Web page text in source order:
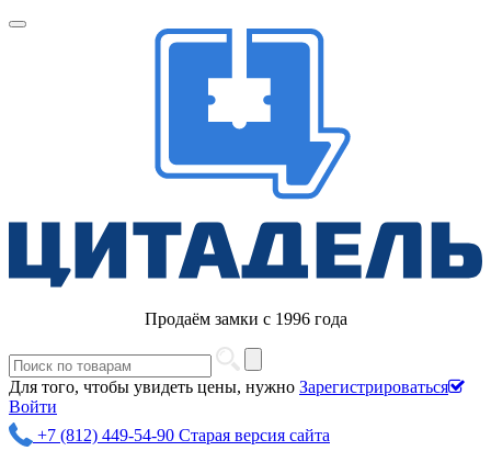
Продаём замки с 1996 года
Для того, чтобы увидеть цены, нужно Зарегистрироваться
Войти
+7 (812) 449-54-90 Старая версия сайта